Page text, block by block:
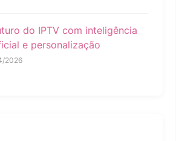
do IPTV com inteligência
e personalização
2026